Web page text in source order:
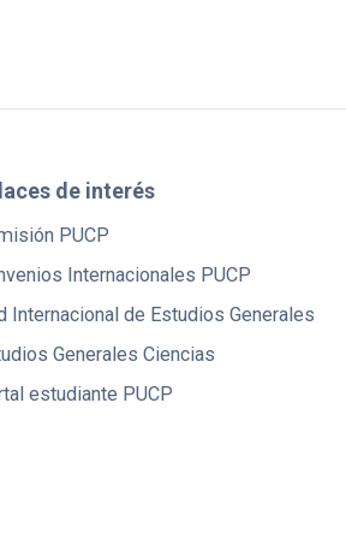
de interés
PUCP
Internacionales PUCP
Internacional de Estudios Generales
Generales Ciencias
estudiante PUCP